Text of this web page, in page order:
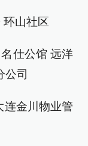
山社区
仕公馆 远洋
公司
连金川物业管